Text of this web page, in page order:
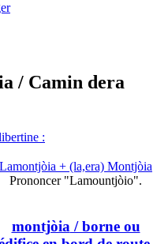
/ Camin dera
:
Lamontjòia + (la,era) Montjòia
Prononcer "Lamountjòio".
montjòia / borne ou